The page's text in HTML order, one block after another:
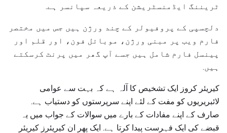
ٹریننگ ایڈمنسٹریشن کے ذریعہ سپانسر ہے.
دلچسپی کے پروفیولر کے چند ورژن ہیں جس میں مختصر
فارم ویب پر مبنی ورژن، موبائل فون، اور قلم اور
پینسل فارم شامل ہیں جسے آپ گھر میں پرنٹ کرسکتے
ہیں.
کیریئر کروز ایک تشخیص کا آلہ ہے کہ بہت سے عوامی
لائبریریوں کو مفت کے لئے اپنے سرپرستوں کو دستیاب ہے.
صارف کے اپنے مفادات کے بارے میں سوالات کے جواب میں یہ
قبضے کی ایک فہرست پیدا کرتا ہے. ایک پھر ان کیریئرز کیریئر